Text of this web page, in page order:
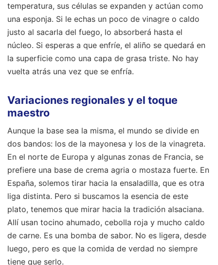
temperatura, sus células se expanden y actúan como
una esponja. Si le echas un poco de vinagre o caldo
justo al sacarla del fuego, lo absorberá hasta el
núcleo. Si esperas a que enfríe, el aliño se quedará en
la superficie como una capa de grasa triste. No hay
vuelta atrás una vez que se enfría.
Variaciones regionales y el toque
maestro
Aunque la base sea la misma, el mundo se divide en
dos bandos: los de la mayonesa y los de la vinagreta.
En el norte de Europa y algunas zonas de Francia, se
prefiere una base de crema agria o mostaza fuerte. En
España, solemos tirar hacia la ensaladilla, que es otra
liga distinta. Pero si buscamos la esencia de este
plato, tenemos que mirar hacia la tradición alsaciana.
Allí usan tocino ahumado, cebolla roja y mucho caldo
de carne. Es una bomba de sabor. No es ligera, desde
luego, pero es que la comida de verdad no siempre
tiene que serlo.